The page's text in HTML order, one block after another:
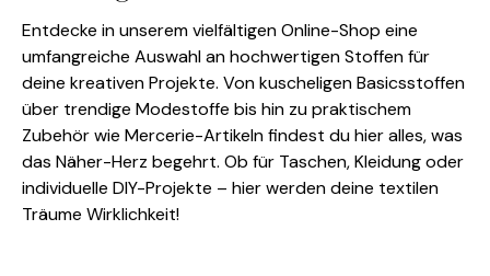
Entdecke in unserem vielfältigen Online-Shop eine
umfangreiche Auswahl an hochwertigen Stoffen für
deine kreativen Projekte. Von kuscheligen Basicsstoffen
über trendige Modestoffe bis hin zu praktischem
Zubehör wie Mercerie-Artikeln findest du hier alles, was
das Näher-Herz begehrt. Ob für Taschen, Kleidung oder
individuelle DIY-Projekte – hier werden deine textilen
Träume Wirklichkeit!